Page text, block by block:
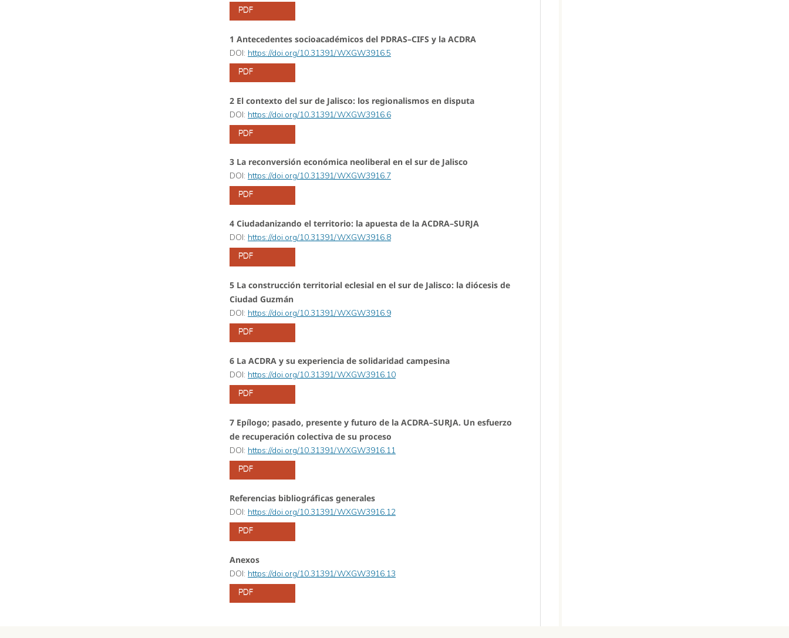
PDF
1 Antecedentes socioacadémicos del PDRAS–CIFS y la ACDRA
DOI: https://doi.org/10.31391/WXGW3916.5
PDF
2 El contexto del sur de Jalisco: los regionalismos en disputa
DOI: https://doi.org/10.31391/WXGW3916.6
PDF
3 La reconversión económica neoliberal en el sur de Jalisco
DOI: https://doi.org/10.31391/WXGW3916.7
PDF
4 Ciudadanizando el territorio: la apuesta de la ACDRA–SURJA
DOI: https://doi.org/10.31391/WXGW3916.8
PDF
5 La construcción territorial eclesial en el sur de Jalisco: la diócesis de
Ciudad Guzmán
DOI: https://doi.org/10.31391/WXGW3916.9
PDF
6 La ACDRA y su experiencia de solidaridad campesina
DOI: https://doi.org/10.31391/WXGW3916.10
PDF
7 Epílogo; pasado, presente y futuro de la ACDRA–SURJA. Un esfuerzo
de recuperación colectiva de su proceso
DOI: https://doi.org/10.31391/WXGW3916.11
PDF
Referencias bibliográficas generales
DOI: https://doi.org/10.31391/WXGW3916.12
PDF
Anexos
DOI: https://doi.org/10.31391/WXGW3916.13
PDF